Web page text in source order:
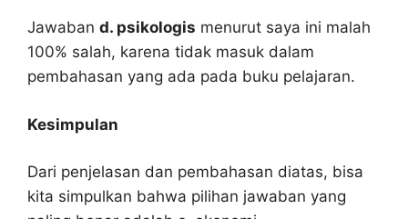
Jawaban d. psikologis menurut saya ini malah
100% salah, karena tidak masuk dalam
pembahasan yang ada pada buku pelajaran.
Kesimpulan
Dari penjelasan dan pembahasan diatas, bisa
kita simpulkan bahwa pilihan jawaban yang